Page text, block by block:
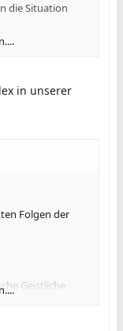
die Situation
religiösen,
dann erwähnt,
ein
ist zu
muss frei
in unserer
Folgen der
Geistliche